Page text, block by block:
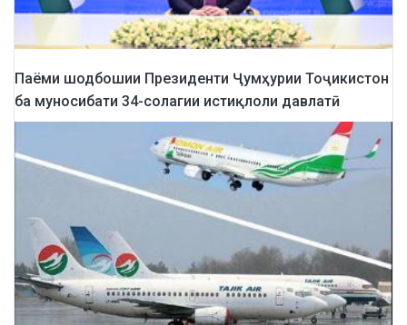
Паёми шодбошии Президенти Ҷумҳурии Тоҷикистон
ба муносибати 34-солагии истиқлоли давлатӣ